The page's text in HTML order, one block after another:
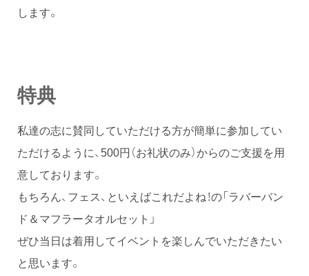
します。
特典
私達の志に賛同していただける方が簡単に参加してい
ただけるように、500円（お礼状のみ）からのご支援を用
意しております。
もちろん、フェス、といえばこれだよね！の「ラバーバン
ド＆マフラータオルセット」
ぜひ当日は着用してイベントを楽しんでいただきたい
と思います。